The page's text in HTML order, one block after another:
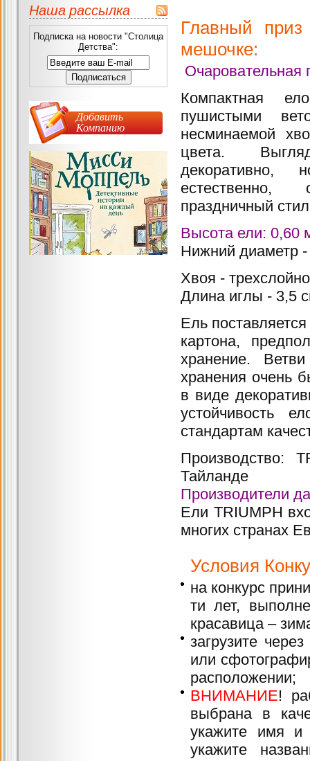
Главный
мешочке:
Компактная
пушистыми
несминаемой
цвета.
праздничный
Высота ели: 0,60
Нижний диаметр
Хвоя -
Длина иглы - 3,5
Ель
картона,
хранение.
хранения очень
в виде
устойчивость
стандартам
Производство:
Тайланде
Производители
Ели TRIUMPH
многих странах
Условия
на конкурс
ти лет,
красавица –
загрузите
или
расположении;
ВНИМАНИЕ!
выбрана в
укажите имя и
укажите
Наша рассылка
Подписка на новости "Столица
Детства":
Добавить
Компанию